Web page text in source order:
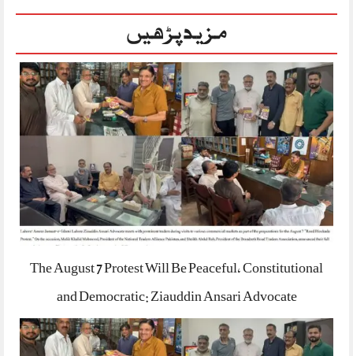
مزید پڑھیں
The August 7 Protest Will Be Peaceful, Constitutional
and Democratic: Ziauddin Ansari Advocate